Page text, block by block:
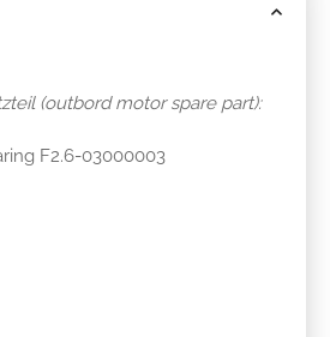
(outbord motor spare part):
F2.6-03000003